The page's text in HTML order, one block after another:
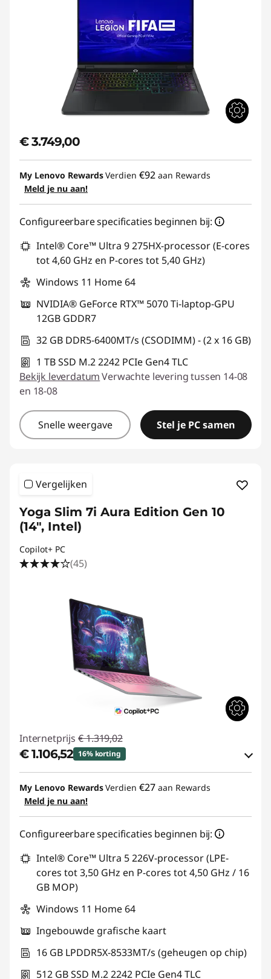
€ 3.749,00
My Lenovo RewardsVerdien €92 aan Rewards
Meld je nu aan!
Configureerbare specificaties beginnen bij:
Intel® Core™ Ultra 9 275HX-processor (E-cores
tot 4,60 GHz en P-cores tot 5,40 GHz)
Windows 11 Home 64
NVIDIA® GeForce RTX™ 5070 Ti-laptop-GPU
12GB GDDR7
32 GB DDR5-6400MT/s (CSODIMM) - (2 x 16 GB)
1 TB SSD M.2 2242 PCIe Gen4 TLC
Bekijk leverdatumVerwachte levering tussen 14-08
en 18-08
Snelle weergave Stel je PC samen
Vergelijken
Yoga Slim 7i Aura Edition Gen 10
(14", Intel)
Copilot+ PC
(45)
Internetprijs € 1.319,02
€ 1.106,52 16% korting
eCoupon-besparingen :-€ 212,50
eCoupon gebruiken :
My Lenovo RewardsVerdien €27 aan Rewards
Meld je nu aan!
Configureerbare specificaties beginnen bij:
Intel® Core™ Ultra 5 226V-processor (LPE-
cores tot 3,50 GHz en P-cores tot 4,50 GHz / 16
GB MOP)
Windows 11 Home 64
Ingebouwde grafische kaart
16 GB LPDDR5X-8533MT/s (geheugen op chip)
512 GB SSD M.2 2242 PCIe Gen4 TLC